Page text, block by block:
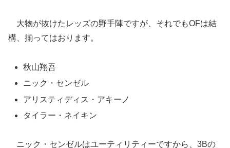
大物が抜けたレッズの野手陣ですが、それでもOFは結
構、揃ってはおります。
秋山翔吾
ニック・センゼル
アリスティディス・アキーノ
タイラー・ネイキン
ニック・センゼルはユーティリティーですから、3Bの